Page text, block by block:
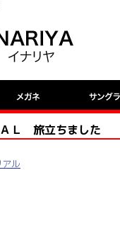
Ｌ 旅立ちました
ル